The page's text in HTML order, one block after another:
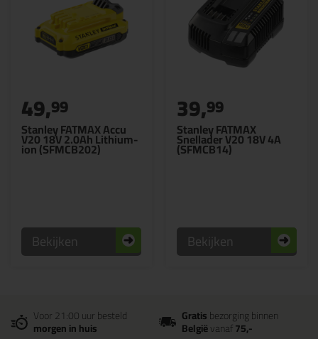
Stanley FATMAX Accu
V20 18V 2.0Ah Lithium-
ion (SFMCB202)
49,99
Bekijken
Stanley FATMAX
Snellader V20 18V 4A
(SFMCB14)
39,99
Bekijken
Voor 21:00 uur besteld
morgen in huis
Gratisbezorging binnen
Belgiëvanaf75,-